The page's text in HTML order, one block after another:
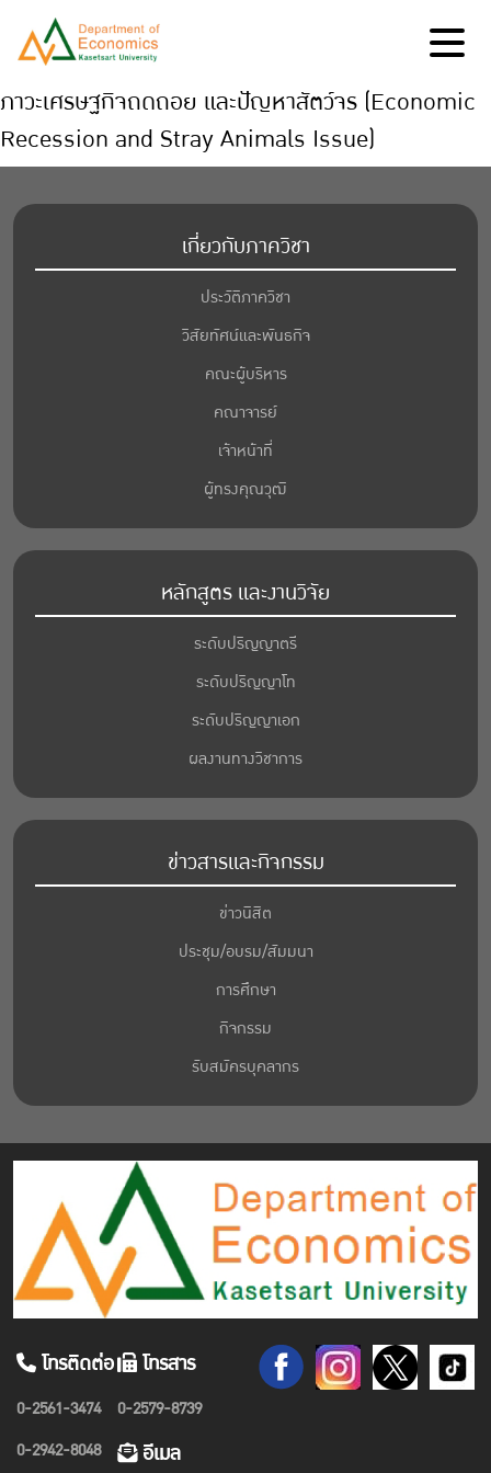
ภาวะเศรษฐกิจถดถอย และปัญหาสัตว์จร (Economic
Recession and Stray Animals Issue)
เกี่ยวกับภาควิชา
ประวัติภาควิชา
วิสัยทัศน์และพันธกิจ
คณะผู้บริหาร
คณาจารย์
เจ้าหน้าที่
ผู้ทรงคุณวุฒิ
หลักสูตร และงานวิจัย
ระดับปริญญาตรี
ระดับปริญญาโท
ระดับปริญญาเอก
ผลงานทางวิชาการ
ข่าวสารและกิจกรรม
ข่าวนิสิต
ประชุม/อบรม/สัมมนา
การศึกษา
กิจกรรม
รับสมัครบุคลากร
โทรติดต่อ
0-2561-3474
0-2942-8048
โทรสาร
0-2579-8739
อีเมล